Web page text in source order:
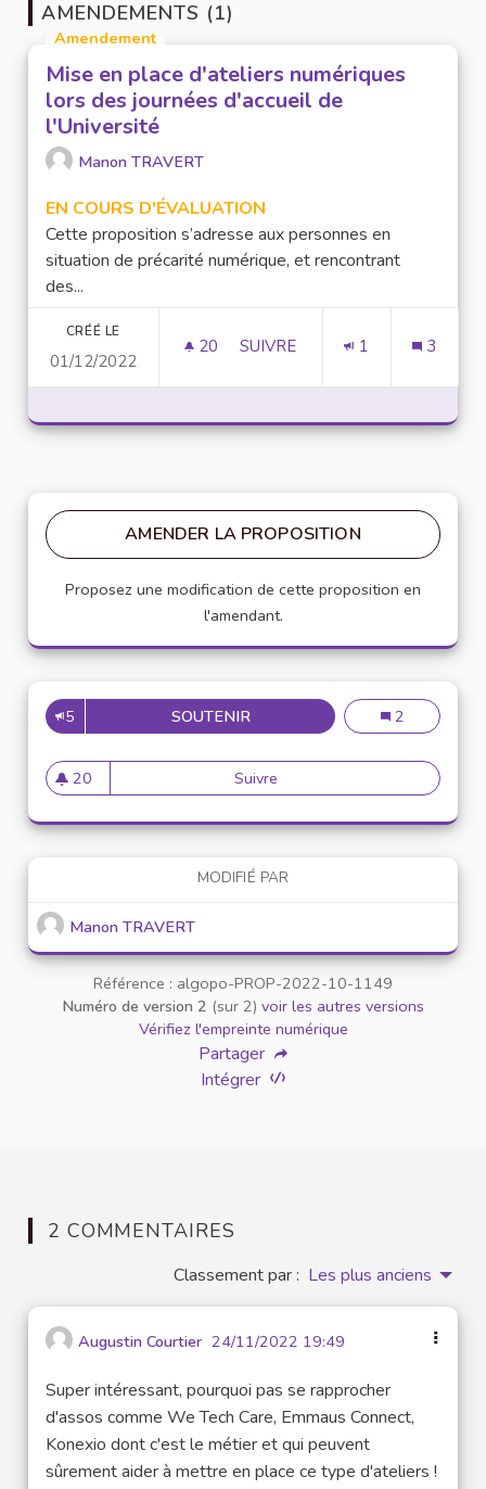
AMENDEMENTS (1)
Amendement
Mise en place d'ateliers numériques
lors des journées d'accueil de
l'Université
Manon TRAVERT
EN COURS D'ÉVALUATION
Cette proposition s’adresse aux personnes en
situation de précarité numérique, et rencontrant
des...
CRÉÉ LE
01/12/2022
20 20 ABONNÉS
SUIVRE 1 3
AMENDER LA PROPOSITION
Proposez une modification de cette proposition en
l'amendant.
5 SOUTENIRMISE EN PLACE D'ATELIERS
Mise en place
2
20
20 abonnés
Suivre Mise en place d'ateliers
MODIFIÉ PAR
Manon TRAVERT
Référence : algopo-PROP-2022-10-1149
Numéro de version 2 (sur 2) voir les autres versions
Vérifiez l'empreinte numérique
Partager
Intégrer
2 COMMENTAIRES
Classement par : Les plus anciens
Augustin Courtier 24/11/2022 19:49
Super intéressant, pourquoi pas se rapprocher
d'assos comme We Tech Care, Emmaus Connect,
Konexio dont c'est le métier et qui peuvent
sûrement aider à mettre en place ce type d'ateliers !